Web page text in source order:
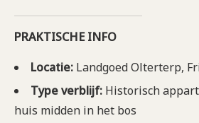
PRAKTISCHE INFO
Locatie: Landgoed Olterterp,
Type verblijf: Historisch
huis midden in het bos